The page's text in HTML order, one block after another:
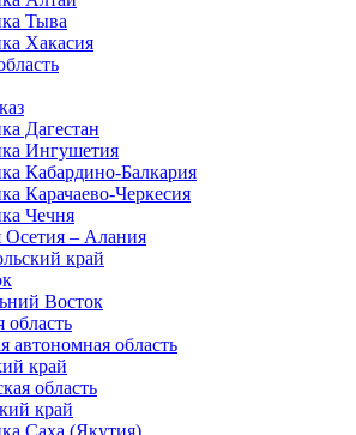
Тыва
Хакасия
Дагестан
Ингушетия
Кабардино-Балкария
Карачаево-Черкесия
Чечня
Осетия – Алания
край
Восток
область
автономная область
край
область
край
Саха (Якутия)